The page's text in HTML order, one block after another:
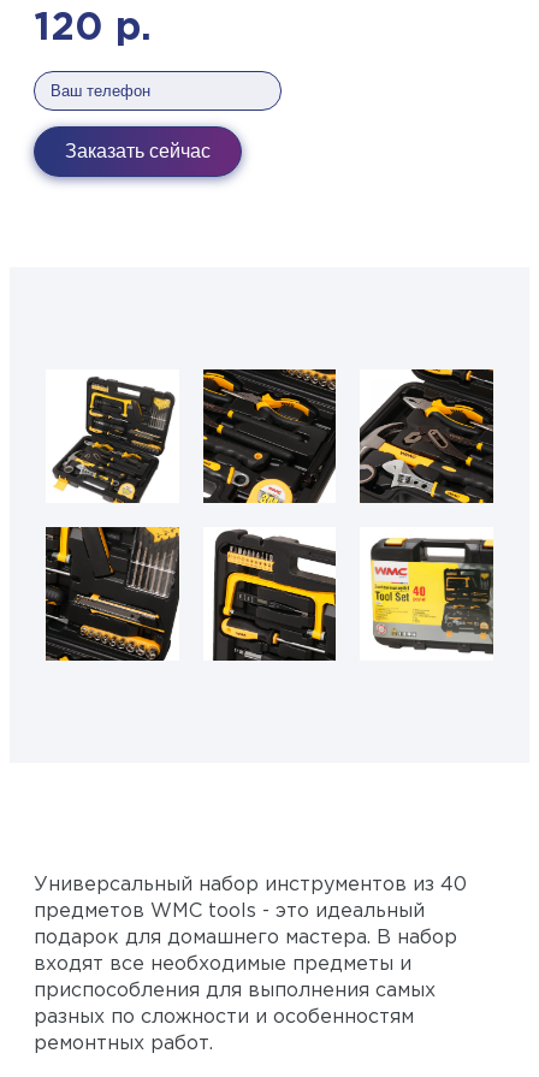
120 р.
Заказать сейчас
Универсальный набор инструментов из 40
предметов WMC tools - это идеальный
подарок для домашнего мастера. В набор
входят все необходимые предметы и
приспособления для выполнения самых
разных по сложности и особенностям
ремонтных работ.